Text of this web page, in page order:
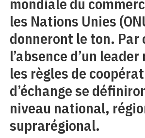
les Nations Unies
donneront le ton. Par
l’absence d’un
les règles de
d’échange se
niveau national,
suprarégional.